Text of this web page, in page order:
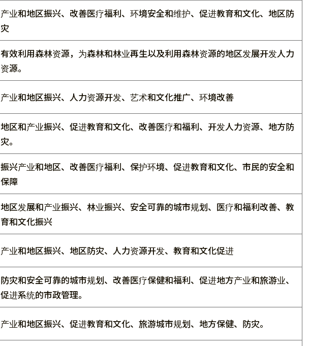
产业和地区振兴、改善医疗福利、环境安全和维护、促进教育和文化、地区防
灾
有效利用森林资源，为森林和林业再生以及利用森林资源的地区发展开发人力
资源。
产业和地区振兴、人力资源开发、艺术和文化推广、环境改善
地区和产业振兴、促进教育和文化、改善医疗和福利、开发人力资源、地方防
灾。
振兴产业和地区、改善医疗福利、保护环境、促进教育和文化、市民的安全和
保障
地区发展和产业振兴、林业振兴、安全可靠的城市规划、医疗和福利改善、教
育和文化振兴
产业和地区振兴、地区防灾、人力资源开发、教育和文化促进
防灾和安全可靠的城市规划、改善医疗保健和福利、促进地方产业和旅游业、
促进系统的市政管理。
产业和地区振兴、促进教育和文化、旅游城市规划、地方保健、防灾。